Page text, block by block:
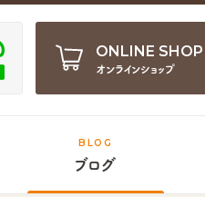
ONLINE SHOP
オンラインショップ
BLOG
ブログ